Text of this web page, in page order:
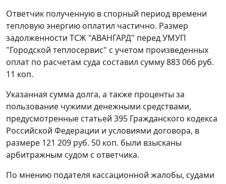
Ответчик полученную в спорный период времени
тепловую энергию оплатил частично. Размер
задолженности ТСЖ "АВАНГАРД" перед УМУП
"Городской теплосервис" с учетом произведенных
оплат по расчетам суда составил сумму 883 066 руб.
11 коп.
Указанная сумма долга, а также проценты за
пользование чужими денежными средствами,
предусмотренные статьей 395 Гражданского кодекса
Российской Федерации и условиями договора, в
размере 121 209 руб. 50 коп. были взысканы
арбитражным судом с ответчика.
По мнению подателя кассационной жалобы, судами